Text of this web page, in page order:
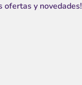
ofertas y novedades!